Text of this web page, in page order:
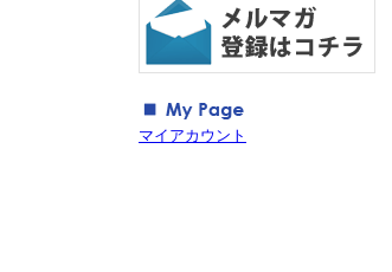
マイアカウント